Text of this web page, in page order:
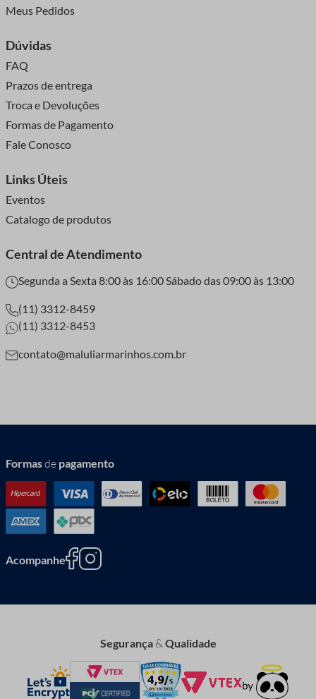
Meus Pedidos
Dúvidas
FAQ
Prazos de entrega
Troca e Devoluções
Formas de Pagamento
Fale Conosco
Links Úteis
Eventos
Catalogo de produtos
Central de Atendimento
Segunda a Sexta 8:00 às 16:00 Sábado das 09:00 às 13:00
(11) 3312-8459
(11) 3312-8453
contato@maluliarmarinhos.com.br
Formasde pagamento
Acompanhe
Segurança&Qualidade